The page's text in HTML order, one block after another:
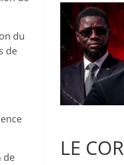
du
de
de
LE